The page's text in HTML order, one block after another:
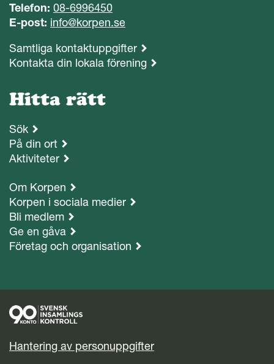
Telefon: 08-6996450
E-post: info@korpen.se
Samtliga kontaktuppgifter
Kontakta din lokala förening
Hitta rätt
Sök
På din ort
Aktiviteter
Om Korpen
Korpen i sociala medier
Bli medlem
Ge en gåva
Företag och organisation
Hantering av personuppgifter